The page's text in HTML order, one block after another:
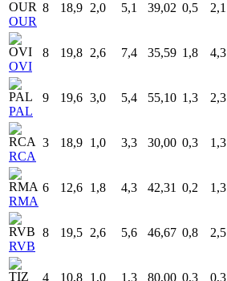
OUR
8 18,9 2,0 5,1 39,02 0,5 2,1
OVI
8 19,8 2,6 7,4 35,59 1,8 4,3
PAL
9 19,6 3,0 5,4 55,10 1,3 2,3
RCA
3 18,9 1,0 3,3 30,00 0,3 1,3
RMA
6 12,6 1,8 4,3 42,31 0,2 1,3
RVB
8 19,5 2,6 5,6 46,67 0,8 2,5
4 10,8 1,0 1,3 80,00 0,3 0,3